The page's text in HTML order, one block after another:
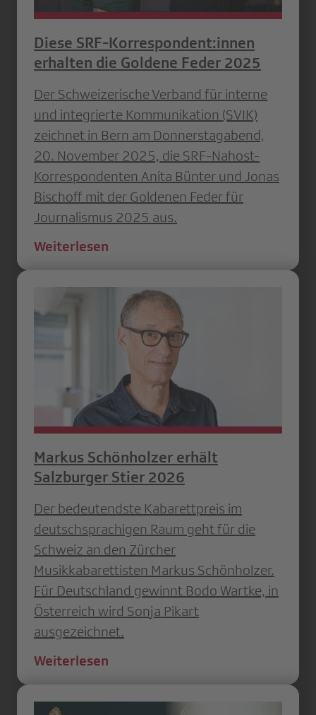
Diese SRF-Korrespondent:innen
erhalten die Goldene Feder 2025
Der Schweizerische Verband für interne
und integrierte Kommunikation (SVIK)
zeichnet in Bern am Donnerstag­abend,
20. November 2025, die SRF-Nahost-
Korrespondenten Anita Bünter und Jonas
Bischoff mit der Goldenen Feder für
Journalismus 2025 aus.
Weiterlesen
Markus Schönholzer erhält
Salzburger Stier 2026
Der bedeutendste Kabarettpreis im
deutschsprachigen Raum geht für die
Schweiz an den Zürcher
Musikkabarettisten Markus Schönholzer.
Für Deutschland gewinnt Bodo Wartke, in
Österreich wird Sonja Pikart
ausgezeichnet.
Weiterlesen